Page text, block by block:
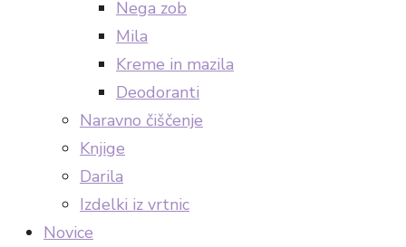
Nega zob
Mila
Kreme in mazila
Deodoranti
Naravno čiščenje
Knjige
Darila
Izdelki iz vrtnic
Novice